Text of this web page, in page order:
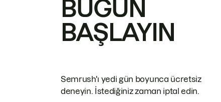
BUGÜN
BAŞLAYIN
Semrush'ı yedi gün boyunca ücretsiz
deneyin. İstediğiniz zaman iptal edin.